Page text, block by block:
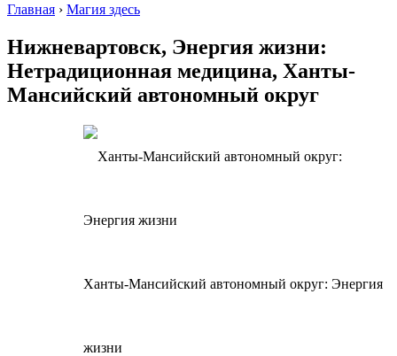
Главная › Магия здесь
Нижневартовск, Энергия жизни:
Нетрадиционная медицина, Ханты-
Мансийский автономный округ
Ханты-Мансийский автономный округ: Энергия
жизни